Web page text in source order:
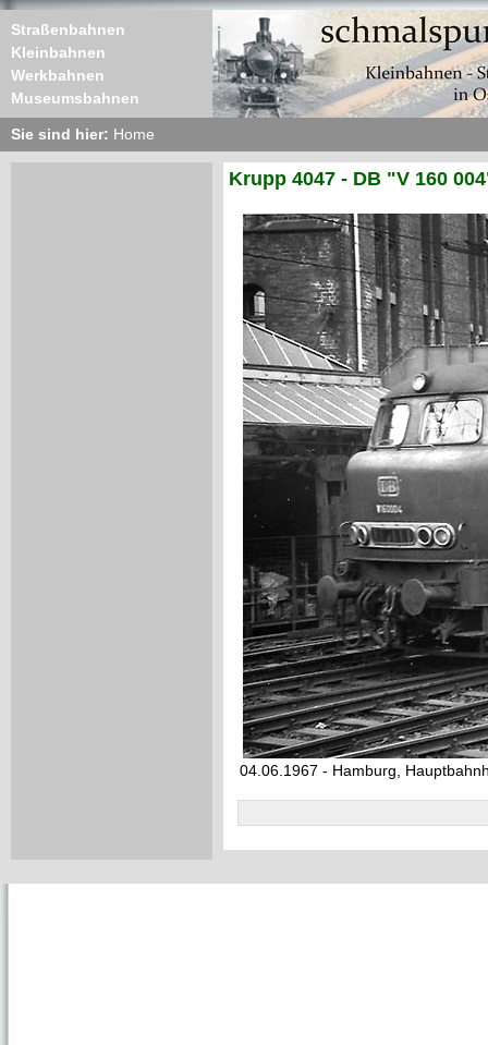
Straßenbahnen
Kleinbahnen
Werkbahnen
Museumsbahnen
Sie sind hier: Home
Krupp 4047 - DB "V 160
04.06.1967 - Hamburg,